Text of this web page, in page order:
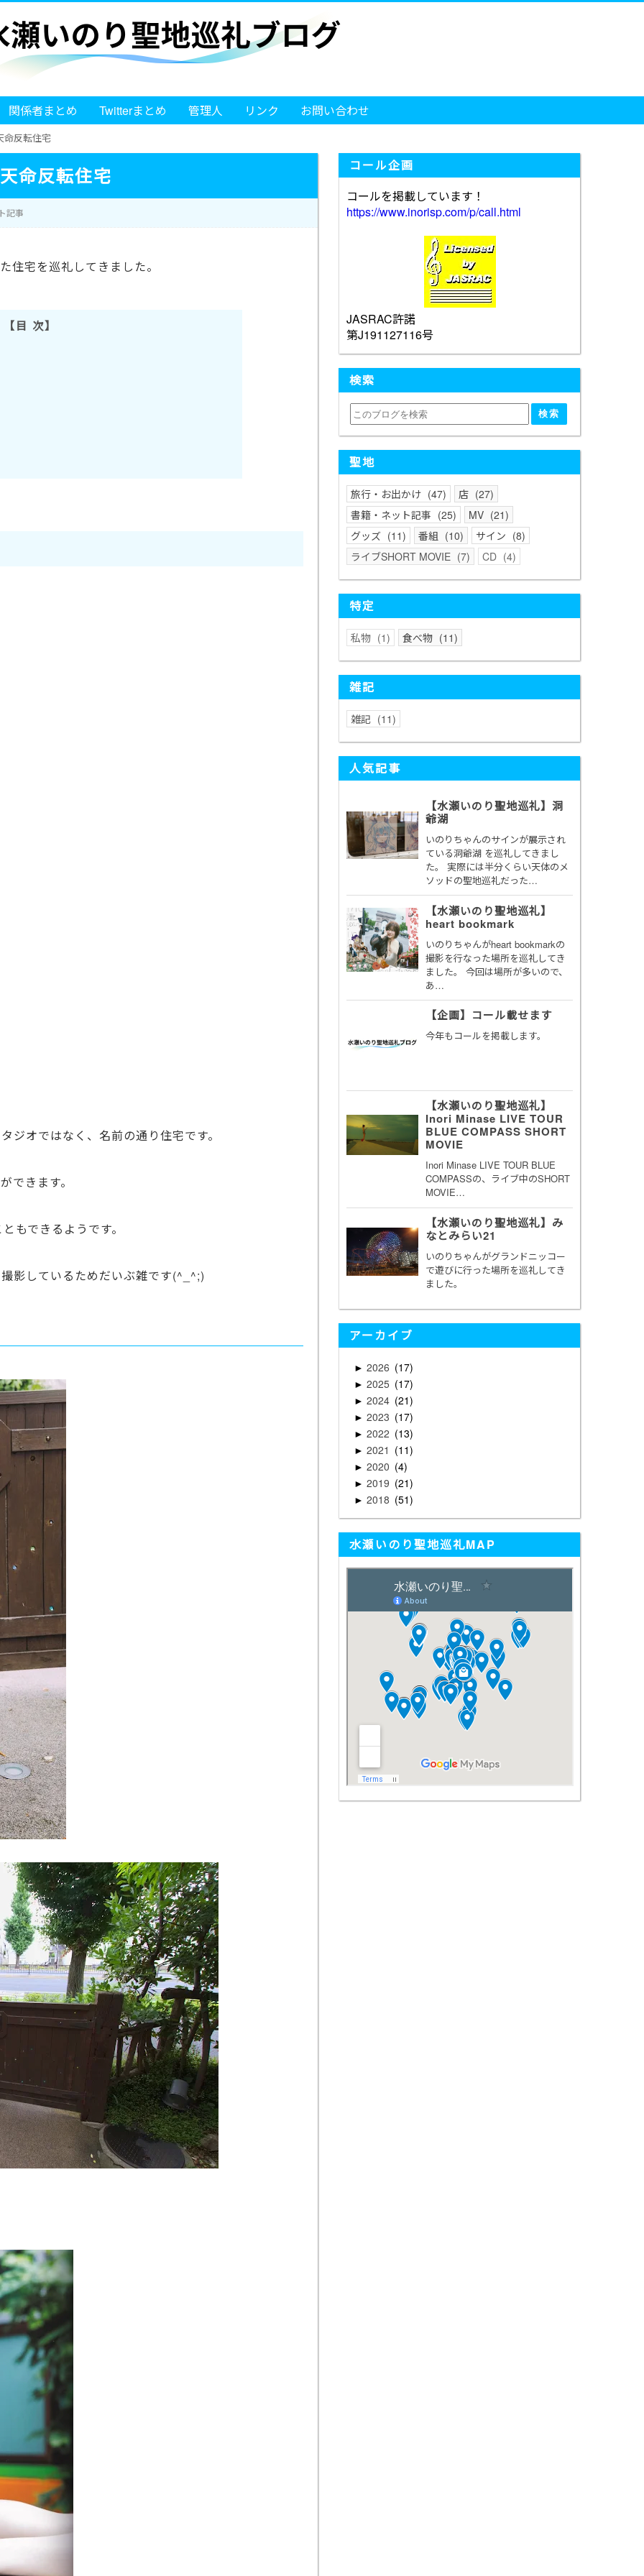
関係者まとめ Twitterまとめ 管理人 リンク お問い合わせ
命反転住宅
命反転住宅
記事
宅を巡礼してきました。
ジオではなく、名前の通り住宅です。
できます。
もできるようです。
影しているためだいぶ雑です(^_^;)
コール企画
コールを掲載しています！
https://www.inorisp.com/p/call.html
JASRAC許諾
第J191127116号
検索
聖地
旅行・お出かけ 47 店
27
書籍・ネット記事
25 MV
21
グッズ
11 番組 10 サイン
8
ライブSHORT MOVIE
7 CD 4
特定
私物 1 食べ物 11
雑記
雑記 11
人気記事
【水瀬いのり聖地巡礼】洞
爺湖
いのりちゃんのサインが展示され
ている洞爺湖 を巡礼してきまし
た。 実際には半分くらい天体のメ
ソッドの聖地巡礼だった…
【水瀬いのり聖地巡礼】
heart bookmark
いのりちゃんがheart bookmarkの
撮影を行なった場所を巡礼してき
ました。 今回は場所が多いので、
あ…
【企画】コール載せます
今年もコールを掲載します。
【水瀬いのり聖地巡礼】
Inori Minase LIVE TOUR
BLUE COMPASS SHORT
MOVIE
Inori Minase LIVE TOUR BLUE
COMPASSの、ライブ中のSHORT
MOVIE…
【水瀬いのり聖地巡礼】み
なとみらい21
いのりちゃんがグランドニッコー
で遊びに行った場所を巡礼してき
ました。
アーカイブ
► 2026 17
► 2025 17
► 2024 21
► 2023 17
► 2022 13
► 2021 11
► 2020 4
► 2019 21
► 2018 51
水瀬いのり聖地巡礼MAP